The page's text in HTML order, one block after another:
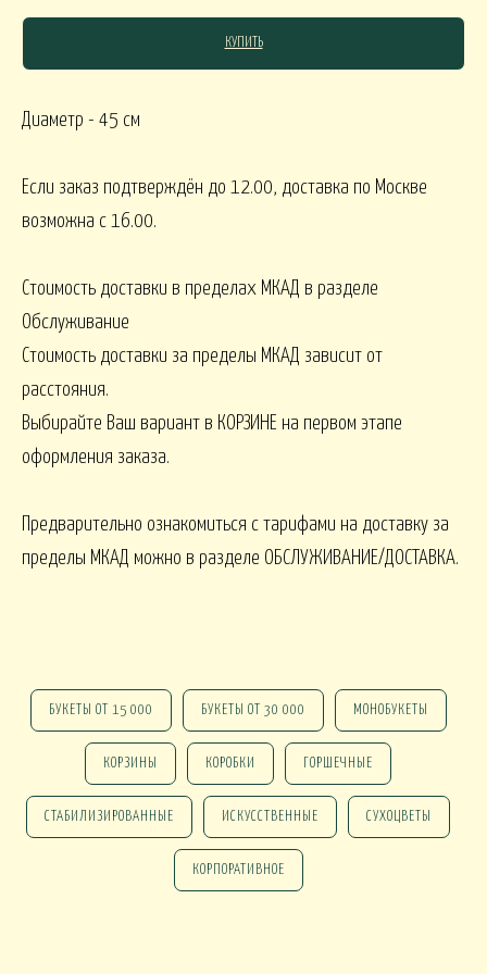
СВАДЬБА
БАЛКОНЫ,
БАЛКОНЫ, ТЕРРАСЫ - В
КОРЗИНАХ
ТЕРРАСЫ - ПЕРИЛА
ПАСХА
НГ настольные ДО 15000
В НАЛИЧИИ
И ТЕРРАСЫ
КУПИТЬ
Диаметр - 45 см
Если заказ подтверждён до 12.00, доставка по Москве
возможна с 16.00.
Стоимость доставки в пределах МКАД в разделе
Обслуживание
Стоимость доставки за пределы МКАД зависит от
расстояния.
Выбирайте Ваш вариант в КОРЗИНЕ на первом этапе
оформления заказа.
Предварительно ознакомиться с тарифами на доставку за
пределы МКАД можно в разделе ОБСЛУЖИВАНИЕ/ДОСТАВКА.
БУКЕТЫ ОТ 15 000 БУКЕТЫ ОТ 30 000 МОНОБУКЕТЫ
КОРЗИНЫ КОРОБКИ ГОРШЕЧНЫЕ
СТАБИЛИЗИРОВАННЫЕ ИСКУССТВЕННЫЕ СУХОЦВЕТЫ
КОРПОРАТИВНОЕ